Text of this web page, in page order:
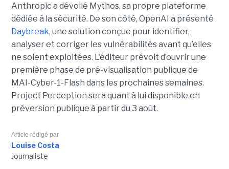
Anthropic a dévoilé Mythos, sa propre plateforme
dédiée à la sécurité. De son côté, OpenAI a présenté
Daybreak, une solution conçue pour identifier,
analyser et corriger les vulnérabilités avant qu’elles
ne soient exploitées. L'éditeur prévoit d’ouvrir une
première phase de pré-visualisation publique de
MAI-Cyber-1-Flash dans les prochaines semaines.
Project Perception sera quant à lui disponible en
préversion publique à partir du 3 août.
Article rédigé par
Louise Costa
Journaliste